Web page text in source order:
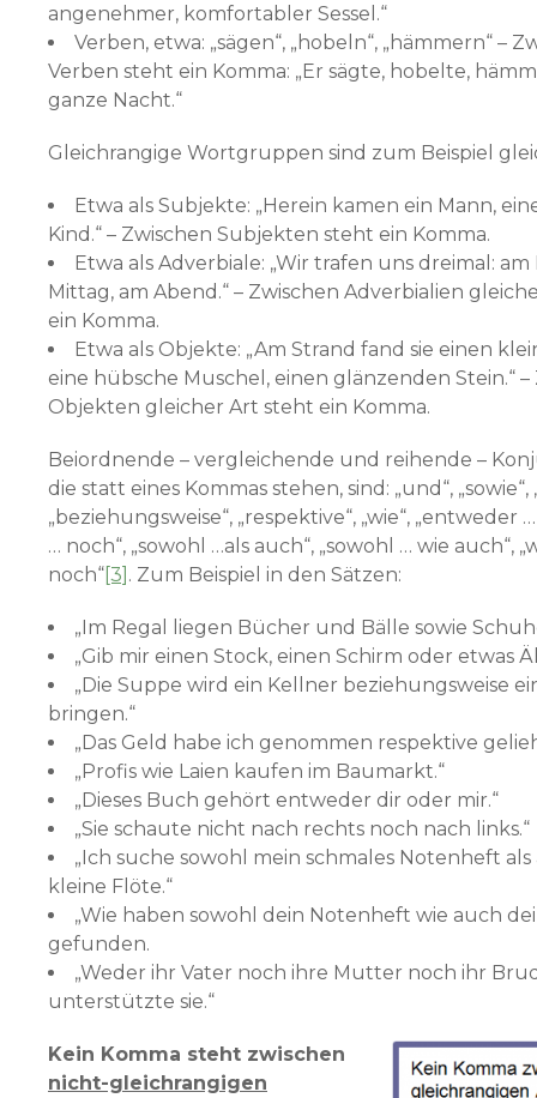
angenehmer, komfortabler Sessel.“
Verben, etwa: „sägen“, „hobeln“, „hämmern“ –
Verben steht ein Komma: „Er sägte, hobelte,
ganze Nacht.“
Gleichrangige Wortgruppen sind zum Beispiel
Etwa als Subjekte: „Herein kamen ein Mann,
Kind.“ – Zwischen Subjekten steht ein Komma.
Etwa als Adverbiale: „Wir trafen uns dreimal:
Mittag, am Abend.“ – Zwischen Adverbialien
ein Komma.
Etwa als Objekte: „Am Strand fand sie einen
eine hübsche Muschel, einen glänzenden Stein.“ –
Objekten gleicher Art steht ein Komma.
Beiordnende – vergleichende und reihende –
die statt eines Kommas stehen, sind: „und“, „sowie“,
„beziehungsweise“, „respektive“, „wie“, „entweder
… noch“, „sowohl …als auch“, „sowohl … wie auch“,
noch“[3] . Zum Beispiel in den Sätzen:
„Im Regal liegen Bücher und Bälle sowie
„Gib mir einen Stock, einen Schirm oder etwas
„Die Suppe wird ein Kellner beziehungsweise
bringen.“
„Das Geld habe ich genommen respektive
„Profis wie Laien kaufen im Baumarkt.“
„Dieses Buch gehört entweder dir oder mir.“
„Sie schaute nicht nach rechts noch nach links.“
„Ich suche sowohl mein schmales Notenheft
kleine Flöte.“
„Wie haben sowohl dein Notenheft wie auch
gefunden.
„Weder ihr Vater noch ihre Mutter noch ihr
unterstützte sie.“
Kein Komma steht zwischen
nicht-gleichrangigen